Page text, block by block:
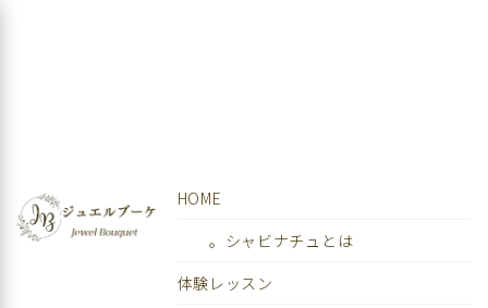
HOME
。シャビナチュとは
体験レッスン